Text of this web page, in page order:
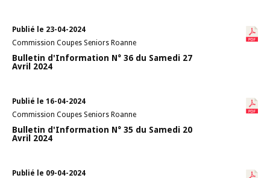
Publié le 23-04-2024
Commission Coupes Seniors Roanne
Bulletin d'Information N° 36 du Samedi 27
Avril 2024
Publié le 16-04-2024
Commission Coupes Seniors Roanne
Bulletin d'Information N° 35 du Samedi 20
Avril 2024
Publié le 09-04-2024